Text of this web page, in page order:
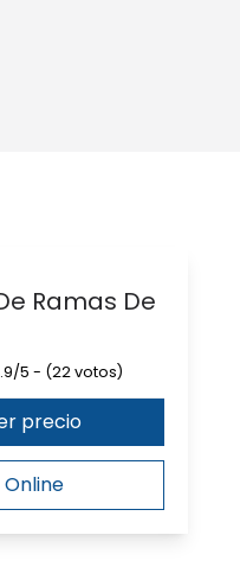
Ramas De
5 - (22 votos)
precio